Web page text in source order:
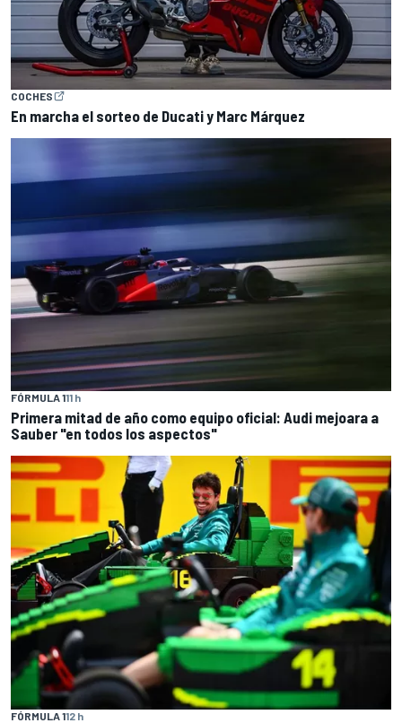
COCHES
En marcha el sorteo de Ducati y Marc Márquez
FÓRMULA 111 h
Primera mitad de año como equipo oficial: Audi mejoara a
Sauber "en todos los aspectos"
FÓRMULA 112 h